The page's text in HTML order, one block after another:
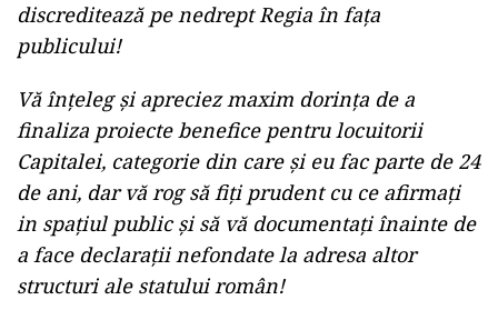
discreditează pe nedrept Regia în fața
publicului!
Vă înțeleg și apreciez maxim dorința de a
finaliza proiecte benefice pentru locuitorii
Capitalei, categorie din care și eu fac parte de 24
de ani, dar vă rog să fiți prudent cu ce afirmați
in spațiul public și să vă documentați înainte de
a face declarații nefondate la adresa altor
structuri ale statului român!